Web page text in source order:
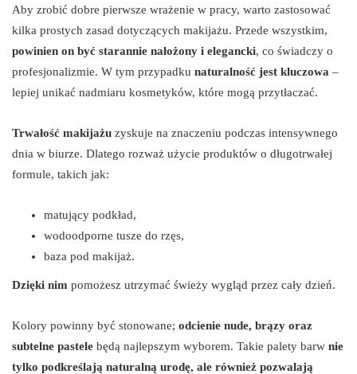
Aby zrobić dobre pierwsze wrażenie w pracy, warto zastosować
kilka prostych zasad dotyczących makijażu. Przede wszystkim,
powinien on być starannie nałożony i elegancki, co świadczy o
profesjonalizmie. W tym przypadku naturalność jest kluczowa –
lepiej unikać nadmiaru kosmetyków, które mogą przytłaczać.
Trwałość makijażu zyskuje na znaczeniu podczas intensywnego
dnia w biurze. Dlatego rozważ użycie produktów o długotrwałej
formule, takich jak:
matujący podkład,
wodoodporne tusze do rzęs,
baza pod makijaż.
Dzięki nim pomożesz utrzymać świeży wygląd przez cały dzień.
Kolory powinny być stonowane; odcienie nude, brązy oraz
subtelne pastele będą najlepszym wyborem. Takie palety barw nie
tylko podkreślają naturalną urodę, ale również pozwalają